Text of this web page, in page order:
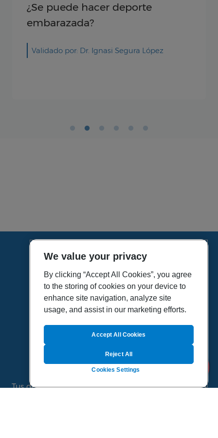
Presta mucha atención a tu
tiroides en el embarazo
Validado por: Sanitas Hospitales
HOME
VÍDEOS
POLÍTICA DE PRIVACIDAD
POLÍTICA DE COOKIES
MAPA DEL SITIO
QUIENES SOMOS
Tus dudas de salud es un proyecto de Sanitas, todo
We value your privacy
By clicking “Accept All Cookies”, you agree
to the storing of cookies on your device to
enhance site navigation, analyze site
usage, and assist in our marketing efforts.
Cookies Settings
Reject All
Accept All Cookies